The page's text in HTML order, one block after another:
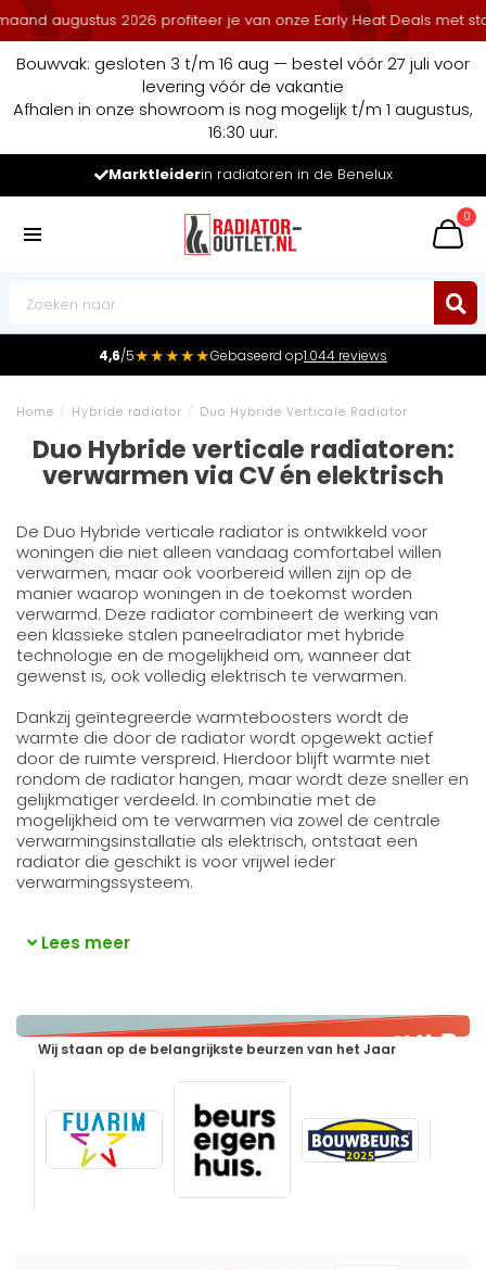
2026 profiteer je van onze Early Heat Deals met stapelkorting.
Bouwvak: gesloten 3 t/m 16 aug — bestel vóór 27 juli voor
levering vóór de vakantie
Afhalen in onze showroom is nog mogelijk t/m 1 augustus,
16:30 uur.
Marktleiderin radiatoren in de Benelux
0
4,6/5★★★★★Gebaseerd op1.044 reviews
Home / Hybride radiator / Duo Hybride Verticale Radiator
Duo Hybride verticale radiatoren:
verwarmen via CV én elektrisch
De Duo Hybride verticale radiator is ontwikkeld voor
woningen die niet alleen vandaag comfortabel willen
verwarmen, maar ook voorbereid willen zijn op de
manier waarop woningen in de toekomst worden
verwarmd. Deze radiator combineert de werking van
een klassieke stalen paneelradiator met hybride
technologie en de mogelijkheid om, wanneer dat
gewenst is, ook volledig elektrisch te verwarmen.
Dankzij geïntegreerde warmteboosters wordt de
warmte die door de radiator wordt opgewekt actief
door de ruimte verspreid. Hierdoor blijft warmte niet
rondom de radiator hangen, maar wordt deze sneller en
gelijkmatiger verdeeld. In combinatie met de
mogelijkheid om te verwarmen via zowel de centrale
verwarmingsinstallatie als elektrisch, ontstaat een
radiator die geschikt is voor vrijwel ieder
verwarmingssysteem.
Lees meer
Wij staan op de belangrijkste beurzen van het Jaar